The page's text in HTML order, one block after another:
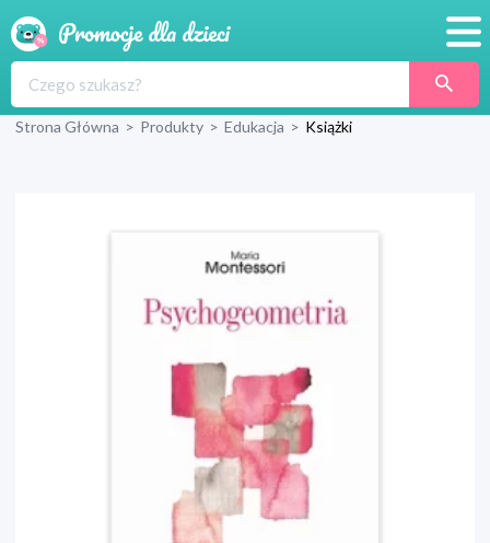
Produkty
Strona Główna > Produkty > Edukacja > Książki